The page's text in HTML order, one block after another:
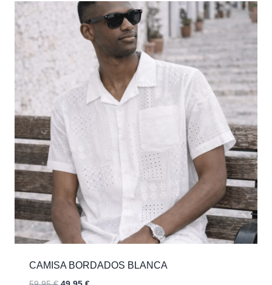
58,00 €.50,00 €.
CAMISA BORDADOS BLANCA